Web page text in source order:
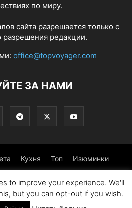
по миру.
сайта разрешается только с
разрешения редакции.
office@topvoyager.com
ЗА НАМИ
Кухня Топ Изюминки
2026 - Topvoyager.com
to improve your experience. We'll
but you can opt-out if you wish.